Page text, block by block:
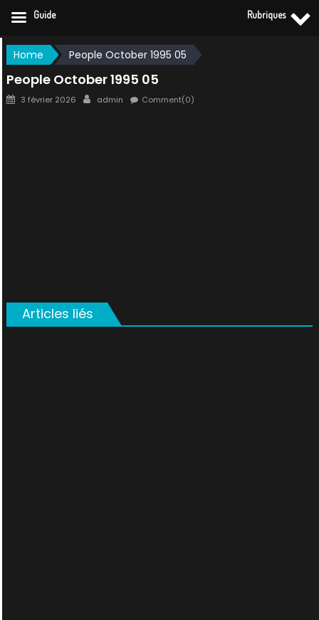
Skip
to
content
Home People October 1995 05
People October 1995 05
Posted
3 février 2026 Author
admin Comment(0)
Articles liés
Guide Rubriques